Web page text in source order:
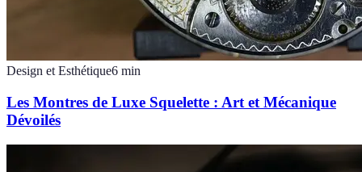
Design et Esthétique6 min
Les Montres de Luxe Squelette : Art et Mécanique
Dévoilés